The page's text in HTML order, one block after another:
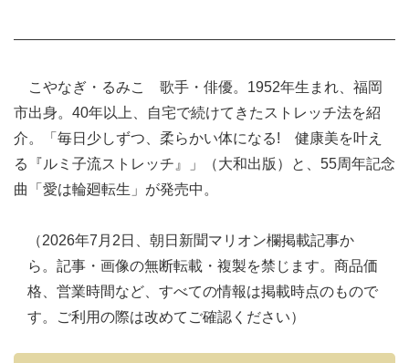
こやなぎ・るみこ 歌手・俳優。1952年生まれ、福岡
市出身。40年以上、自宅で続けてきたストレッチ法を紹
介。「毎日少しずつ、柔らかい体になる! 健康美を叶え
る『ルミ子流ストレッチ』」（大和出版）と、55周年記念
曲「愛は輪廻転生」が発売中。
（2026年7月2日、朝日新聞マリオン欄掲載記事か
ら。記事・画像の無断転載・複製を禁じます。商品価
格、営業時間など、すべての情報は掲載時点のもので
す。ご利用の際は改めてご確認ください）